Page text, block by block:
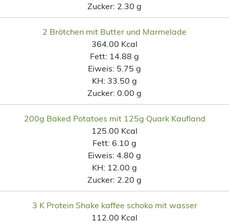
Zucker: 2.30 g
2 Brötchen mit Butter und Marmelade
364.00 Kcal
Fett: 14.88 g
Eiweis: 5.75 g
KH: 33.50 g
Zucker: 0.00 g
200g Baked Potatoes mit 125g Quark Kaufland
125.00 Kcal
Fett: 6.10 g
Eiweis: 4.80 g
KH: 12.00 g
Zucker: 2.20 g
3 K Protein Shake kaffee schoko mit wasser
112.00 Kcal